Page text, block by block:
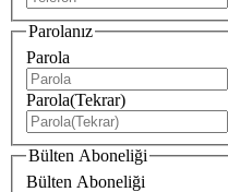
Parolanız
Parola
Parola(Tekrar)
Bülten Aboneliği
Bülten Aboneliği